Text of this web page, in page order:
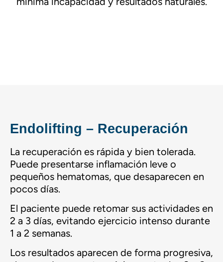
Endolifting – Recuperación
La recuperación es rápida y bien tolerada.
Puede presentarse inflamación leve o
pequeños hematomas, que desaparecen en
pocos días.
El paciente puede retomar sus actividades en
2 a 3 días, evitando ejercicio intenso durante
1 a 2 semanas.
Los resultados aparecen de forma progresiva,